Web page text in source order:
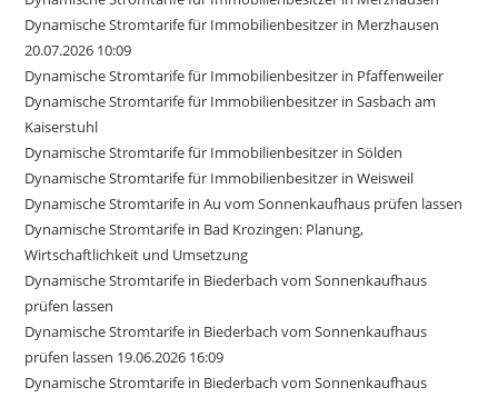
Dynamische Stromtarife für Immobilienbesitzer in Merzhausen
20.07.2026 10:09
Dynamische Stromtarife für Immobilienbesitzer in Pfaffenweiler
Dynamische Stromtarife für Immobilienbesitzer in Sasbach am
Kaiserstuhl
Dynamische Stromtarife für Immobilienbesitzer in Sölden
Dynamische Stromtarife für Immobilienbesitzer in Weisweil
Dynamische Stromtarife in Au vom Sonnenkaufhaus prüfen lassen
Dynamische Stromtarife in Bad Krozingen: Planung,
Wirtschaftlichkeit und Umsetzung
Dynamische Stromtarife in Biederbach vom Sonnenkaufhaus
prüfen lassen
Dynamische Stromtarife in Biederbach vom Sonnenkaufhaus
prüfen lassen 19.06.2026 16:09
Dynamische Stromtarife in Biederbach vom Sonnenkaufhaus